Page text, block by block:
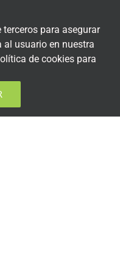
SOCIALES
para asegurar
al usuario en nuestra
de cookies para